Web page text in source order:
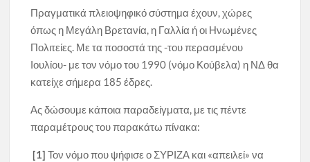
Πραγματικά πλειοψηφικό σύστημα έχουν, χώρες
όπως η Μεγάλη Βρετανία, η Γαλλία ή οι Ηνωμένες
Πολιτείες. Με τα ποσοστά της -του περασμένου
Ιουλίου- με τον νόμο του 1990 (νόμο Κούβελα) η ΝΔ θα
κατείχε σήμερα 185 έδρες.
Ας δώσουμε κάποια παραδείγματα, με τις πέντε
παραμέτρους του παρακάτω πίνακα:
[1] Τον νόμο που ψήφισε ο ΣΥΡΙΖΑ και «απειλεί» να